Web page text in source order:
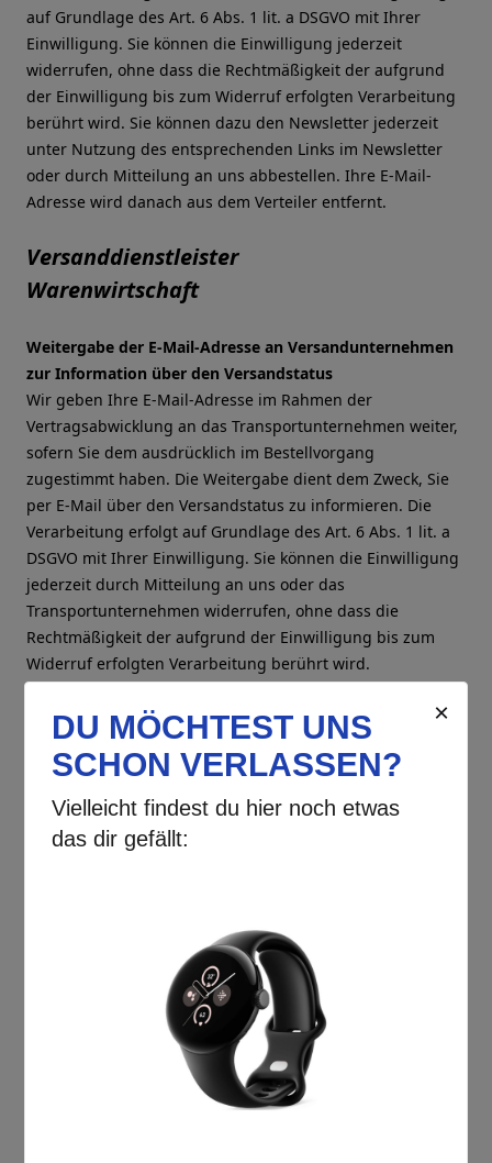
auf Grundlage des Art. 6 Abs. 1 lit. a DSGVO mit Ihrer
Einwilligung. Sie können die Einwilligung jederzeit
widerrufen, ohne dass die Rechtmäßigkeit der aufgrund
der Einwilligung bis zum Widerruf erfolgten Verarbeitung
berührt wird. Sie können dazu den Newsletter jederzeit
unter Nutzung des entsprechenden Links im Newsletter
oder durch Mitteilung an uns abbestellen. Ihre E-Mail-
Adresse wird danach aus dem Verteiler entfernt.
Versanddienstleister
Warenwirtschaft
Weitergabe der E-Mail-Adresse an Versandunternehmen
zur Information über den Versandstatus
Wir geben Ihre E-Mail-Adresse im Rahmen der
Vertragsabwicklung an das Transportunternehmen weiter,
sofern Sie dem ausdrücklich im Bestellvorgang
zugestimmt haben. Die Weitergabe dient dem Zweck, Sie
per E-Mail über den Versandstatus zu informieren. Die
Verarbeitung erfolgt auf Grundlage des Art. 6 Abs. 1 lit. a
DSGVO mit Ihrer Einwilligung. Sie können die Einwilligung
jederzeit durch Mitteilung an uns oder das
Transportunternehmen widerrufen, ohne dass die
Rechtmäßigkeit der aufgrund der Einwilligung bis zum
Widerruf erfolgten Verarbeitung berührt wird.
Nutzung eines externen Warenwirtschaftssystems
Wir verwenden zur Vertragsabwicklung ein
Warenwirtschaftssystem im Rahmen einer
Auftragsverarbeitung. Dazu werden Ihre im Rahmen der
Bestellung erhobenen personenbezogenen Daten an
HIW Gesellschaft für Warenwirtschaftssysteme mbH
Die Verarbeitung Ihrer personenbezogenen Daten dient
dem Zweck, den mit Ihnen geschlossenen Vertrag zu
erfüllen und erfolgt auf Grundlage des Art. 6 Abs. 1 lit. b
Zahlungsdienstleister